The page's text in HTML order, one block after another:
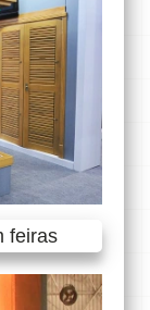
feiras